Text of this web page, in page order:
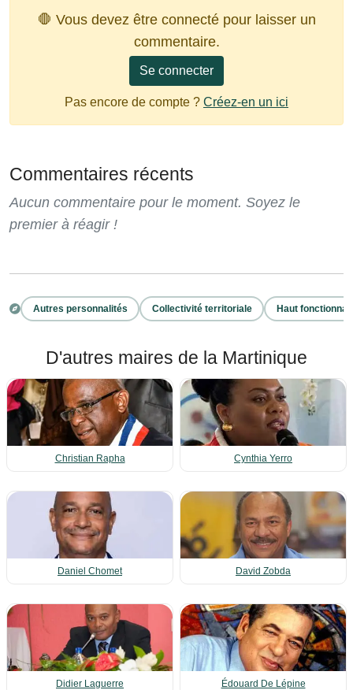
🛑 Vous devez être connecté pour laisser un
commentaire.
Se connecter
Pas encore de compte ? Créez-en un ici
Commentaires récents
Aucun commentaire pour le moment. Soyez le
premier à réagir !
Autres personnalités Collectivité territoriale Haut
D'autres maires de la Martinique
Christian Rapha Cynthia Yerro
Daniel Chomet David Zobda
Didier Laguerre Édouard De Lépine